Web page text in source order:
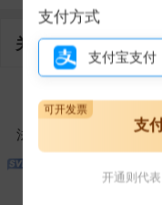
关联企业
2
法定代表人 对外
支付方式
支付宝支付
支
可开发票
开通则代